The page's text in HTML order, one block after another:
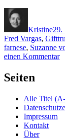
Kristine29.
Fred Vargas,
farnese, Suzanne
einen Kommentarzu
–
Seiten
Alle Titel
Impressum
Kontakt
Über